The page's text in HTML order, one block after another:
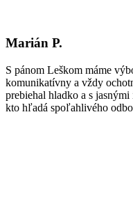
Marián P.
S pánom Leškom máme
komunikatívny a vždy
prebiehal hladko a s
kto hľadá spoľahlivého